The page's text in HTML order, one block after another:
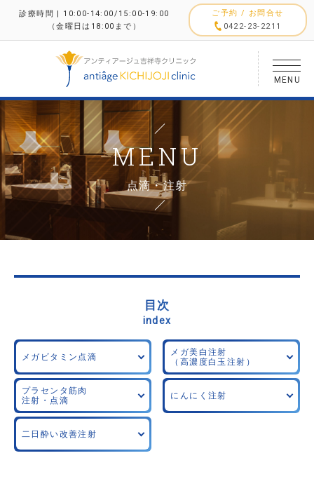
診療時間 | 10:00-14:00/15:00-19:00
（金曜日は18:00まで）
ご予約 / お問合せ
0422-23-2211
MENU
MENU
点滴・注射
目次
index
メガビタミン点滴
メガ美白注射
（高濃度白玉注射）
プラセンタ筋肉
注射・点滴
にんにく注射
二日酔い改善注射